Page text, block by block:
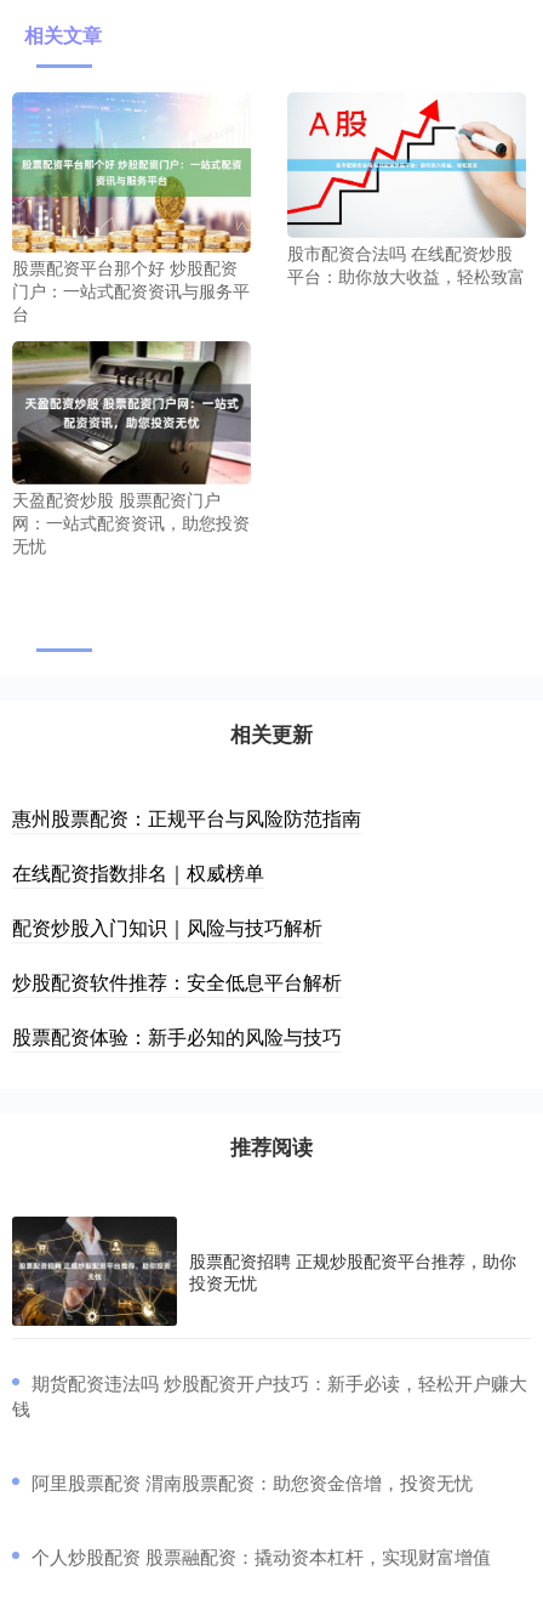
相关文章
股票配资平台那个好 炒股配资
门户：一站式配资资讯与服务平
台
股市配资合法吗 在线配资炒股
平台：助你放大收益，轻松致富
天盈配资炒股 股票配资门户
网：一站式配资资讯，助您投资
无忧
相关更新
惠州股票配资：正规平台与风险防范指南
在线配资指数排名｜权威榜单
配资炒股入门知识｜风险与技巧解析
炒股配资软件推荐：安全低息平台解析
股票配资体验：新手必知的风险与技巧
推荐阅读
股票配资招聘 正规炒股配资平台推荐，助你
投资无忧
​期货配资违法吗 炒股配资开户技巧：新手必读，轻松开户赚大
钱
​阿里股票配资 渭南股票配资：助您资金倍增，投资无忧
​个人炒股配资 股票融配资：撬动资本杠杆，实现财富增值